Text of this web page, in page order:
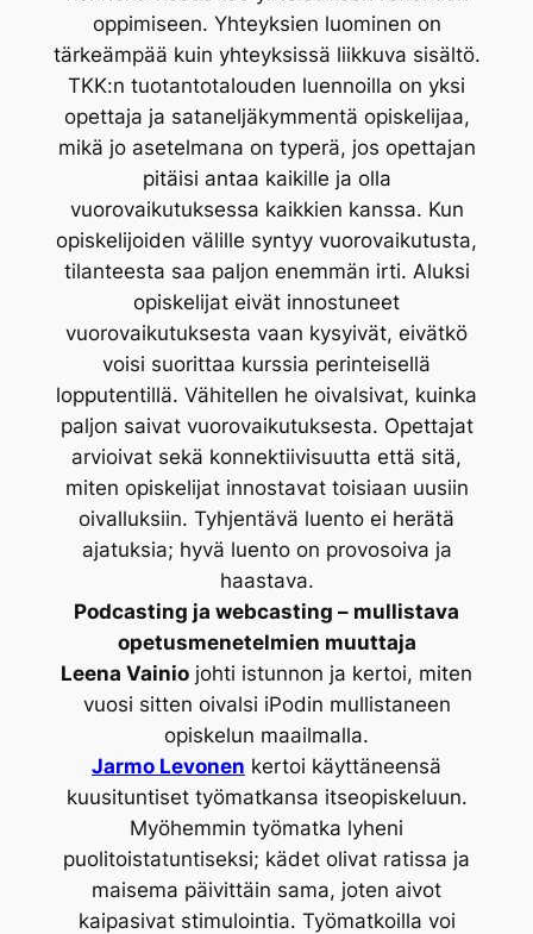
oppimiseen. Yhteyksien luominen on
tärkeämpää kuin yhteyksissä liikkuva sisältö.
TKK:n tuotantotalouden luennoilla on yksi
opettaja ja sataneljäkymmentä opiskelijaa,
mikä jo asetelmana on typerä, jos opettajan
pitäisi antaa kaikille ja olla
vuorovaikutuksessa kaikkien kanssa. Kun
opiskelijoiden välille syntyy vuorovaikutusta,
tilanteesta saa paljon enemmän irti. Aluksi
opiskelijat eivät innostuneet
vuorovaikutuksesta vaan kysyivät, eivätkö
voisi suorittaa kurssia perinteisellä
lopputentillä. Vähitellen he oivalsivat, kuinka
paljon saivat vuorovaikutuksesta. Opettajat
arvioivat sekä konnektiivisuutta että sitä,
miten opiskelijat innostavat toisiaan uusiin
oivalluksiin. Tyhjentävä luento ei herätä
ajatuksia; hyvä luento on provosoiva ja
haastava.
Podcasting ja webcasting – mullistava
opetusmenetelmien muuttaja
Leena Vainio johti istunnon ja kertoi, miten
vuosi sitten oivalsi iPodin mullistaneen
opiskelun maailmalla.
Jarmo Levonen kertoi käyttäneensä
kuusituntiset työmatkansa itseopiskeluun.
Myöhemmin työmatka lyheni
puolitoistatuntiseksi; kädet olivat ratissa ja
maisema päivittäin sama, joten aivot
kaipasivat stimulointia. Työmatkoilla voi